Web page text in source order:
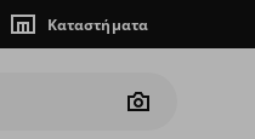
Καταστήματα
Camera